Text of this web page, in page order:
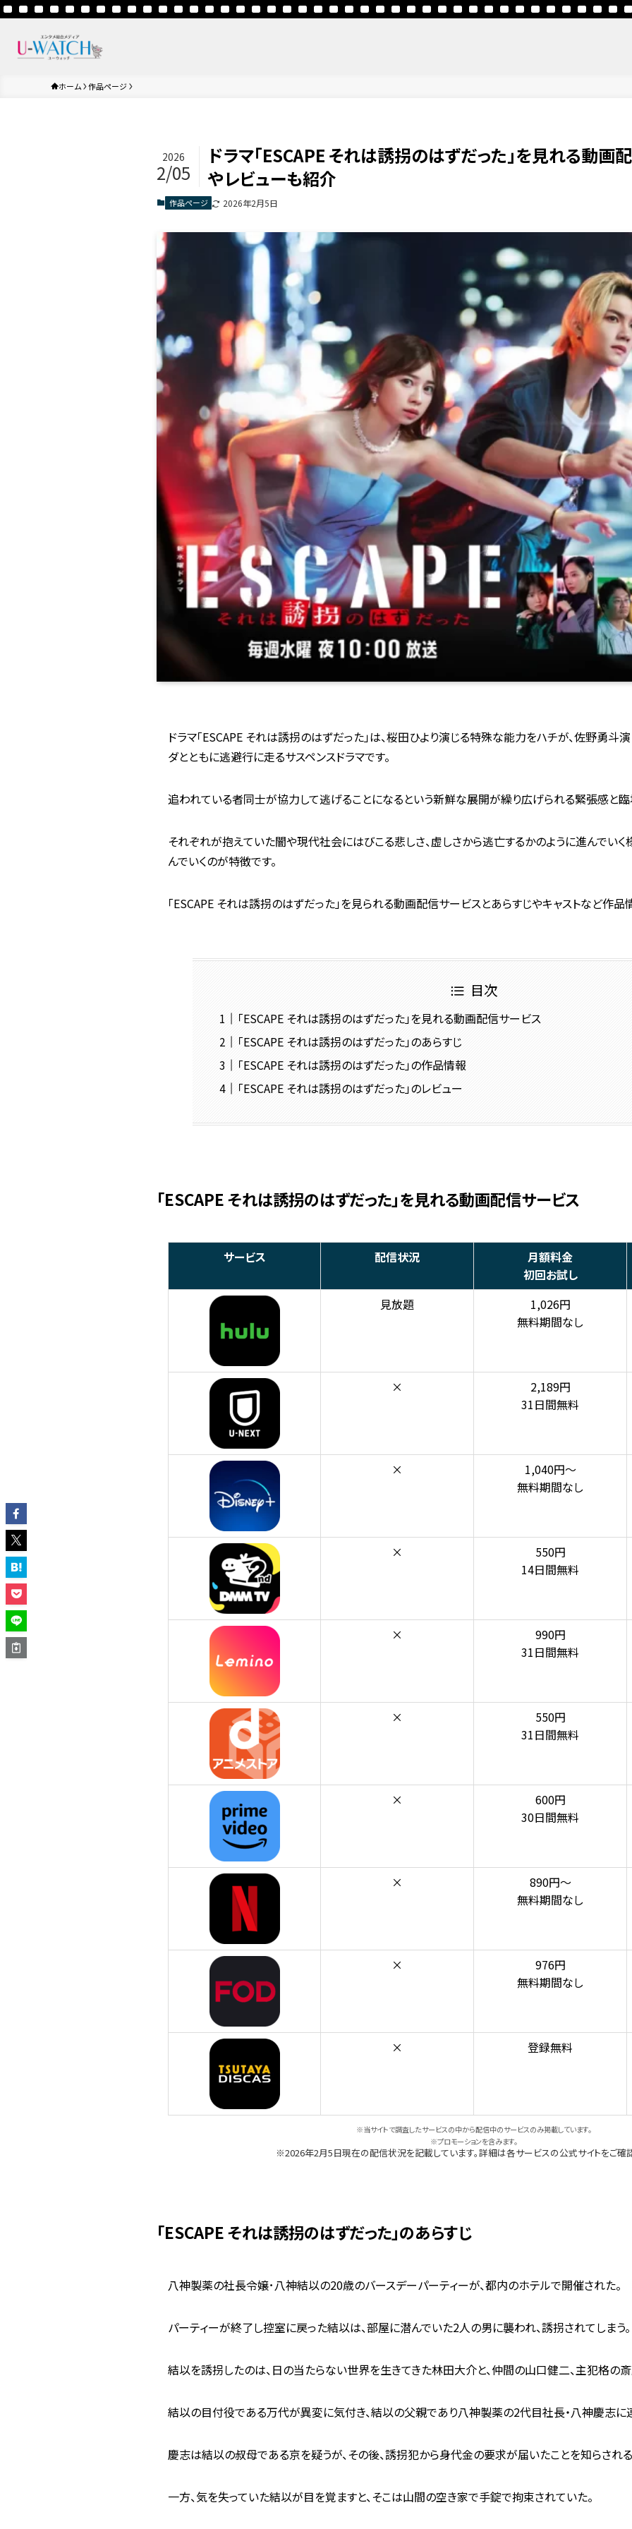
ホーム 作品ページ
ドラマ「ESCAPE それは誘拐のはずだった」を見れる動画
やレビューも紹介
2026
2/05
作品ページ 2026年2月5日
ドラマ「ESCAPE それは誘拐のはずだった」は、桜田ひより演じる特殊な能力をハチが、佐野勇斗
ダとともに逃避行に走るサスペンスドラマです。
追われている者同士が協力して逃げることになるという新鮮な展開が繰り広げられる緊張感と臨
それぞれが抱えていた闇や現代社会にはびこる悲しさ、虚しさから逃亡するかのように進んでい
んでいくのが特徴です。
「ESCAPE それは誘拐のはずだった」を見られる動画配信サービスとあらすじやキャストなど作品
目次
「ESCAPE それは誘拐のはずだった」を見れる動画配信サービス
「ESCAPE それは誘拐のはずだった」のあらすじ
「ESCAPE それは誘拐のはずだった」の作品情報
「ESCAPE それは誘拐のはずだった」のレビュー
「ESCAPE それは誘拐のはずだった」を見れる動画配信サービス
サービス 配信状況
月額料金
初回お試し
見放題
1,026円
無料期間なし
×
2,189円
31日間無料
×
1,040円～
無料期間なし
×
550円
14日間無料
×
990円
31日間無料
×
550円
31日間無料
×
600円
30日間無料
×
890円～
無料期間なし
×
976円
無料期間なし
× 登録無料
※当サイトで調査したサービスの中から配信中のサービスのみ掲載しています。
※プロモーションを含みます。
※2026年2月5日現在の配信状況を記載しています。詳細は各サービスの公式サイトをご確認
「ESCAPE それは誘拐のはずだった」のあらすじ
八神製薬の社長令嬢･八神結以の20歳のバースデーパーティーが、都内のホテルで開催された。
パーティーが終了し控室に戻った結以は、部屋に潜んでいた2人の男に襲われ、誘拐されてしまう。
結以を誘拐したのは、日の当たらない世界を生きてきた林田大介と、仲間の山口健二、主犯格の斎
結以の目付役である万代が異変に気付き、結以の父親であり八神製薬の2代目社長・八神慶志に
慶志は結以の叔母である京を疑うが、その後、誘拐犯から身代金の要求が届いたことを知らされる
一方、気を失っていた結以が目を覚ますと、そこは山間の空き家で手錠で拘束されていた。